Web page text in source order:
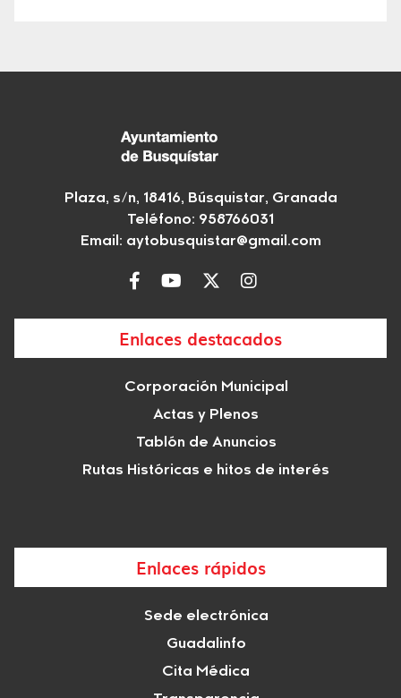
Plaza, s/n, 18416, Búsquistar, Granada
Teléfono: 958766031
Email: aytobusquistar@gmail.com
Enlaces destacados
Corporación Municipal
Actas y Plenos
Tablón de Anuncios
Rutas Históricas e hitos de interés
Enlaces rápidos
Sede electrónica
Guadalinfo
Cita Médica